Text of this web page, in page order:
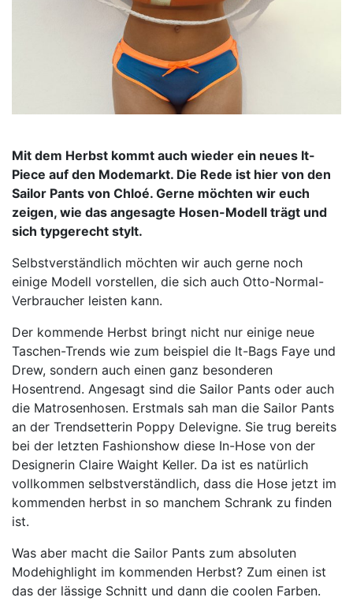
Mit dem Herbst kommt auch wieder ein neues It-
Piece auf den Modemarkt. Die Rede ist hier von den
Sailor Pants von Chloé. Gerne möchten wir euch
zeigen, wie das angesagte Hosen-Modell trägt und
sich typgerecht stylt.
Selbstverständlich möchten wir auch gerne noch
einige Modell vorstellen, die sich auch Otto-Normal-
Verbraucher leisten kann.
Der kommende Herbst bringt nicht nur einige neue
Taschen-Trends wie zum beispiel die It-Bags Faye und
Drew, sondern auch einen ganz besonderen
Hosentrend. Angesagt sind die Sailor Pants oder auch
die Matrosenhosen. Erstmals sah man die Sailor Pants
an der Trendsetterin Poppy Delevigne. Sie trug bereits
bei der letzten Fashionshow diese In-Hose von der
Designerin Claire Waight Keller. Da ist es natürlich
vollkommen selbstverständlich, dass die Hose jetzt im
kommenden herbst in so manchem Schrank zu finden
ist.
Was aber macht die Sailor Pants zum absoluten
Modehighlight im kommenden Herbst? Zum einen ist
das der lässige Schnitt und dann die coolen Farben.